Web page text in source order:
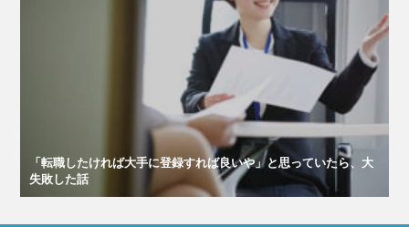
「転職したければ大手に登録すれば良いや」と思っていたら、大
失敗した話